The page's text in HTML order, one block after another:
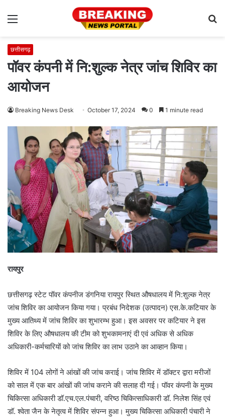
Menu
छत्तीसगढ़
पॉवर कंपनी में नि:शुल्क नेत्र जांच शिविर का
आयोजन
Breaking News Desk October 17, 2024 0 1 minute read
रायपुर
छत्तीसगढ़ स्टेट पॉवर कंपनीज डंगनिया रायपुर स्थित औषधालय में नि:शुल्क नेत्र
जांच शिविर का आयोजन किया गया। प्रबंध निदेशक (उत्पादन) एस.के.कटियार के
मुख्य आतिथ्य में जांच शिविर का शुभारम्भ हुआ। इस अवसर पर कटियार ने इस
शिविर के लिए औषधालय की टीम को शुभकामनाएं दी एवं अधिक से अधिक
अधिकारी-कर्मचारियों को जांच शिविर का लाभ उठाने का आव्हान किया।
शिविर में 104 लोगों ने आंखों की जांच कराई। जांच शिविर में डॉक्टर द्वारा मरीजों
को साल में एक बार आंखों की जांच कराने की सलाह दी गई। पॉवर कंपनी के मुख्य
चिकित्सा अधिकारी डॉ.एच.एल.पंचारी, वरिष्ठ चिकित्साधिकारी डॉ. निलेश सिंह एवं
डॉ. श्वेता जैन के नेतृत्व में शिविर संपन्न हुआ। मुख्य चिकित्सा अधिकारी पंचारी ने